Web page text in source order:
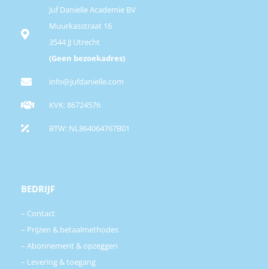
Juf Danielle Academie BV
Muurkasstraat 16
3544 JJ Utrecht
(Geen bezoekadres)
info@jufdanielle.com
KVK: 86724576
BTW: NL864064767B01
BEDRIJF
– Contact
– Prijzen & betaalmethodes
– Abonnement & opzeggen
– Levering & toegang